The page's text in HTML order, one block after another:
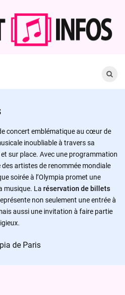
for:
concert emblématique au cœur de
inoubliable à travers sa
sur place. Avec une programmation
artistes de renommée mondiale
soirée à l’Olympia promet une
musique. La réservation de billets
non seulement une entrée à
aussi une invitation à faire partie
de Paris